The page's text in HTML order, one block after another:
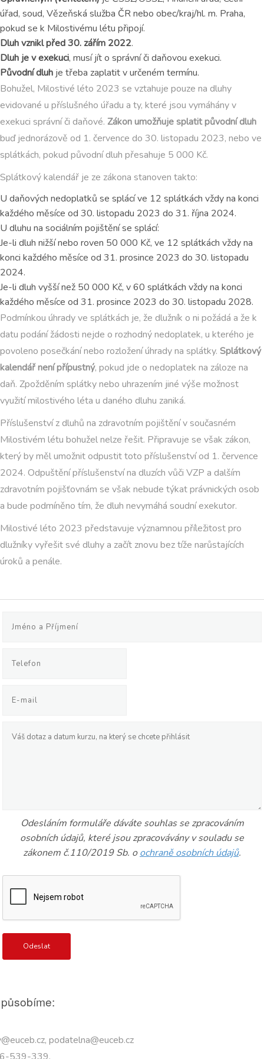
úřad, soud, Vězeňská služba ČR nebo obec/kraj/hl. m. Praha,
pokud se k Milostivému létu připojí.
Dluh vznikl před 30. zářím 2022.
Dluh je v exekuci, musí jít o správní či daňovou exekuci.
Původní dluh je třeba zaplatit v určeném termínu.
Bohužel, Milostivé léto 2023 se vztahuje pouze na dluhy
evidované u příslušného úřadu a ty, které jsou vymáhány v
exekuci správní či daňové. Zákon umožňuje splatit původní dluh
buď jednorázově od 1. července do 30. listopadu 2023, nebo ve
splátkách, pokud původní dluh přesahuje 5 000 Kč.
Splátkový kalendář je ze zákona stanoven takto:
U daňových nedoplatků se splácí ve 12 splátkách vždy na konci
každého měsíce od 30. listopadu 2023 do 31. října 2024.
U dluhu na sociálním pojištění se splácí:
Je-li dluh nižší nebo roven 50 000 Kč, ve 12 splátkách vždy na
konci každého měsíce od 31. prosince 2023 do 30. listopadu
2024.
Je-li dluh vyšší než 50 000 Kč, v 60 splátkách vždy na konci
každého měsíce od 31. prosince 2023 do 30. listopadu 2028.
Podmínkou úhrady ve splátkách je, že dlužník o ni požádá a že k
datu podání žádosti nejde o rozhodný nedoplatek, u kterého je
povoleno posečkání nebo rozložení úhrady na splátky. Splátkový
kalendář není přípustný, pokud jde o nedoplatek na záloze na
daň. Zpožděním splátky nebo uhrazením jiné výše možnost
využití milostivého léta u daného dluhu zaniká.
Příslušenství z dluhů na zdravotním pojištění v současném
Milostivém létu bohužel nelze řešit. Připravuje se však zákon,
který by měl umožnit odpustit toto příslušenství od 1. července
2024. Odpuštění příslušenství na dluzích vůči VZP a dalším
zdravotním pojišťovnám se však nebude týkat právnických osob
a bude podmíněno tím, že dluh nevymáhá soudní exekutor.
Milostivé léto 2023 představuje významnou příležitost pro
dlužníky vyřešit své dluhy a začít znovu bez tíže narůstajících
úroků a penále.
Odesláním formuláře dáváte souhlas se zpracováním
osobních údajů, které jsou zpracovávány v souladu se
zákonem č.110/2019 Sb. oochraně osobních údajů.
podatelna@euceb.cz